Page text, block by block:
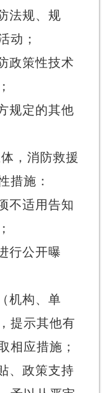
法规、规
动；
政策性技术
规定的其他
，消防救援
措施：
不适用告知
行公开曝
机构、单
提示其他有
相应措施；
、政策支持